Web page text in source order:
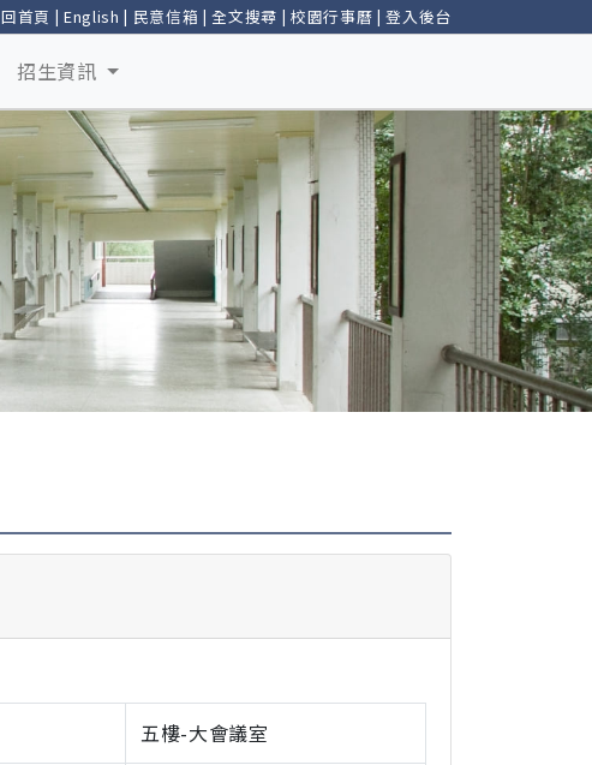
回首頁 | English | 民意信箱 |全文搜尋 | 校園行事曆 |登入後台
招生資訊
五樓-大會議室